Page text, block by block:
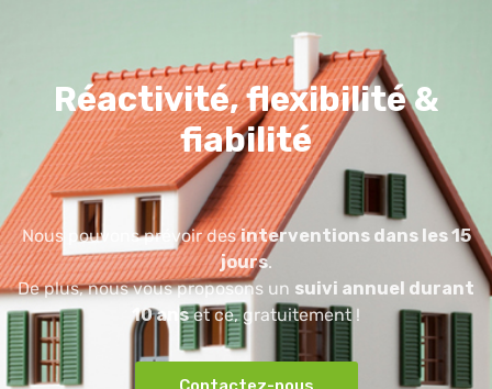
Réactivité, flexibilité &
fiabilité
Nous pouvons prévoir desinterventions dans les 15
jours.
De plus, nous vous proposons un suivi annuel durant
10 anset ce, gratuitement !